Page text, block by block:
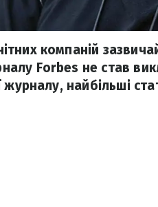
компаній
Forbes не став
журналу, найбільші